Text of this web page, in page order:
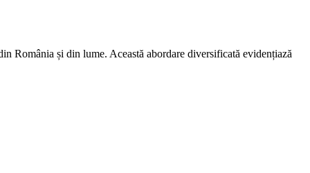
România și din lume. Această abordare diversificată evidențiază